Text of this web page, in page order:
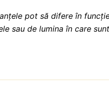
pot să difere în
sau de lumina în care